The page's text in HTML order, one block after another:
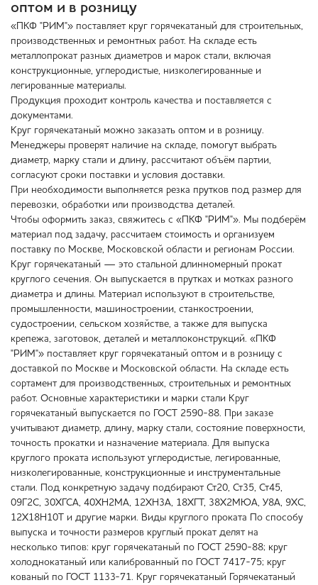
оптом и в розницу
«ПКФ "РИМ"» поставляет круг горячекатаный для строительных,
производственных и ремонтных работ. На складе есть
металлопрокат разных диаметров и марок стали, включая
конструкционные, углеродистые, низколегированные и
легированные материалы.
Продукция проходит контроль качества и поставляется с
документами.
Круг горячекатаный можно заказать оптом и в розницу.
Менеджеры проверят наличие на складе, помогут выбрать
диаметр, марку стали и длину, рассчитают объём партии,
согласуют сроки поставки и условия доставки.
При необходимости выполняется резка прутков под размер для
перевозки, обработки или производства деталей.
Чтобы оформить заказ, свяжитесь с «ПКФ "РИМ"». Мы подберём
материал под задачу, рассчитаем стоимость и организуем
поставку по Москве, Московской области и регионам России.
Круг горячекатаный — это стальной длинномерный прокат
круглого сечения. Он выпускается в прутках и мотках разного
диаметра и длины. Материал используют в строительстве,
промышленности, машиностроении, станкостроении,
судостроении, сельском хозяйстве, а также для выпуска
крепежа, заготовок, деталей и металлоконструкций. «ПКФ
"РИМ"» поставляет круг горячекатаный оптом и в розницу с
доставкой по Москве и Московской области. На складе есть
сортамент для производственных, строительных и ремонтных
работ. Основные характеристики и марки стали Круг
горячекатаный выпускается по ГОСТ 2590-88. При заказе
учитывают диаметр, длину, марку стали, состояние поверхности,
точность прокатки и назначение материала. Для выпуска
круглого проката используют углеродистые, легированные,
низколегированные, конструкционные и инструментальные
стали. Под конкретную задачу подбирают Ст20, Ст35, Ст45,
09Г2С, 30ХГСА, 40ХН2МА, 12ХН3А, 18ХГТ, 38Х2МЮА, У8А, 9ХС,
12Х18Н10Т и другие марки. Виды круглого проката По способу
выпуска и точности размеров круглый прокат делят на
несколько типов: круг горячекатаный по ГОСТ 2590-88; круг
холоднокатаный или калиброванный по ГОСТ 7417-75; круг
кованый по ГОСТ 1133-71. Круг горячекатаный Горячекатаный